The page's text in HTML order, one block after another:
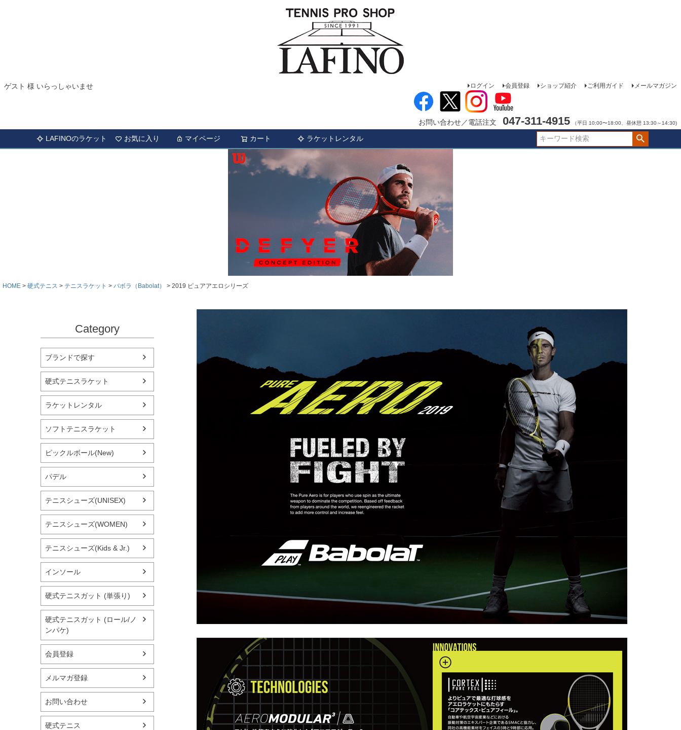
ゲスト 様 いらっしゃいませ ログイン 会員登録 ショップ紹介 ご利用ガイド メールマガジン
お問い合わせ／電話注文 047-311-4915 （平日 10:00〜18:00、昼休憩 13:30～14:30)
LAFINOのラケット お気に入り マイページ カート ラケットレンタル
HOME 硬式テニス テニスラケット バボラ（Babolat） 2019 ピュアアエロシリーズ
Category
ブランドで探す
硬式テニスラケット
ラケットレンタル
ソフトテニスラケット
ピックルボール(New)
パデル
テニスシューズ(UNISEX)
テニスシューズ(WOMEN)
テニスシューズ(Kids & Jr.)
インソール
硬式テニスガット (単張り)
硬式テニスガット (ロール/ノ
ンパケ)
会員登録
メルマガ登録
お問い合わせ
硬式テニス